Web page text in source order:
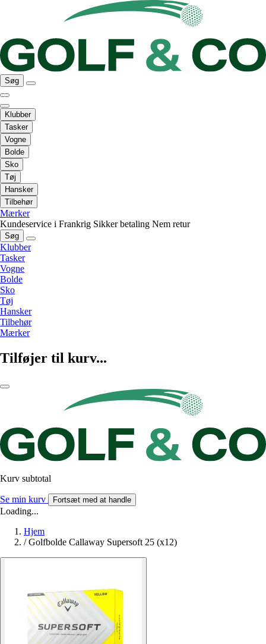
Søg
Klubber
Tasker
Vogne
Bolde
Sko
Tøj
Hansker
Tilbehør
Mærker
Kundeservice i Frankrig Sikker betaling Nem retur
Søg
Klubber
Tasker
Vogne
Bolde
Sko
Tøj
Hansker
Tilbehør
Mærker
Tilføjer til kurv...
Kurv subtotal
Se min kurv Fortsæt med at handle
Loading...
Hjem
/ Golfbolde Callaway Supersoft 25 (x12)